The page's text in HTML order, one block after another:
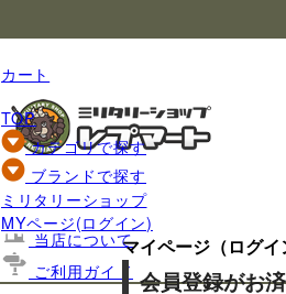
カート
TOP
カテゴリで探す
ブランドで探す
基礎知識
当店について
ご利用ガイド
ミリタリーショップ
MYページ(ログイン)
マイページ（ログイ
会員登録がお